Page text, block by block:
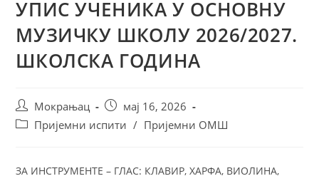
УПИС УЧЕНИКА У ОСНОВНУ
МУЗИЧКУ ШКОЛУ 2026/2027.
ШКОЛСКА ГОДИНА
Мокрањац
мај 16, 2026
Пријемни испити / Пријемни ОМШ
ЗА ИНСТРУМЕНТЕ – ГЛАС: КЛАВИР, ХАРФА, ВИОЛИНА,